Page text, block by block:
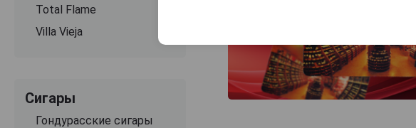
Total Flame
Villa Vieja
Сигары
Гондурасские сигары